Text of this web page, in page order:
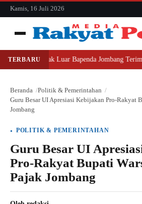
konten
Kamis, 16 Juli 2026
Menu
Cari
TERBARU
Mengapa Pihak Luar Bapenda Jombang
Beranda
Politik & Pemerintahan
Guru Besar UI Apresiasi Kebijakan Pro-Rakyat
Jombang
POLITIK & PEMERINTAHAN
Guru Besar UI
Pro-Rakyat Bupati
Pajak Jombang